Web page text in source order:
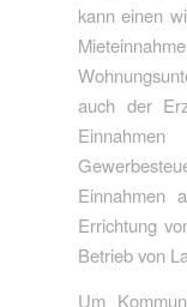
kann einen
auch der
Einnahmen
Errichtung
Betrieb von
Um